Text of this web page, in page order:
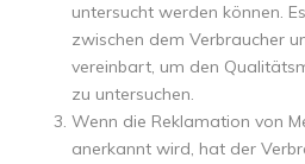
untersucht werden können.
zwischen dem Verbraucher
vereinbart, um den
zu untersuchen.
Wenn die Reklamation von
anerkannt wird, hat der